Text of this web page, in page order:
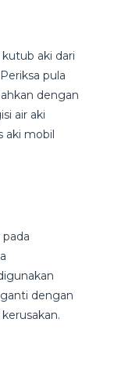
aki dari
pula
dengan
air aki
aki mobil
dengan